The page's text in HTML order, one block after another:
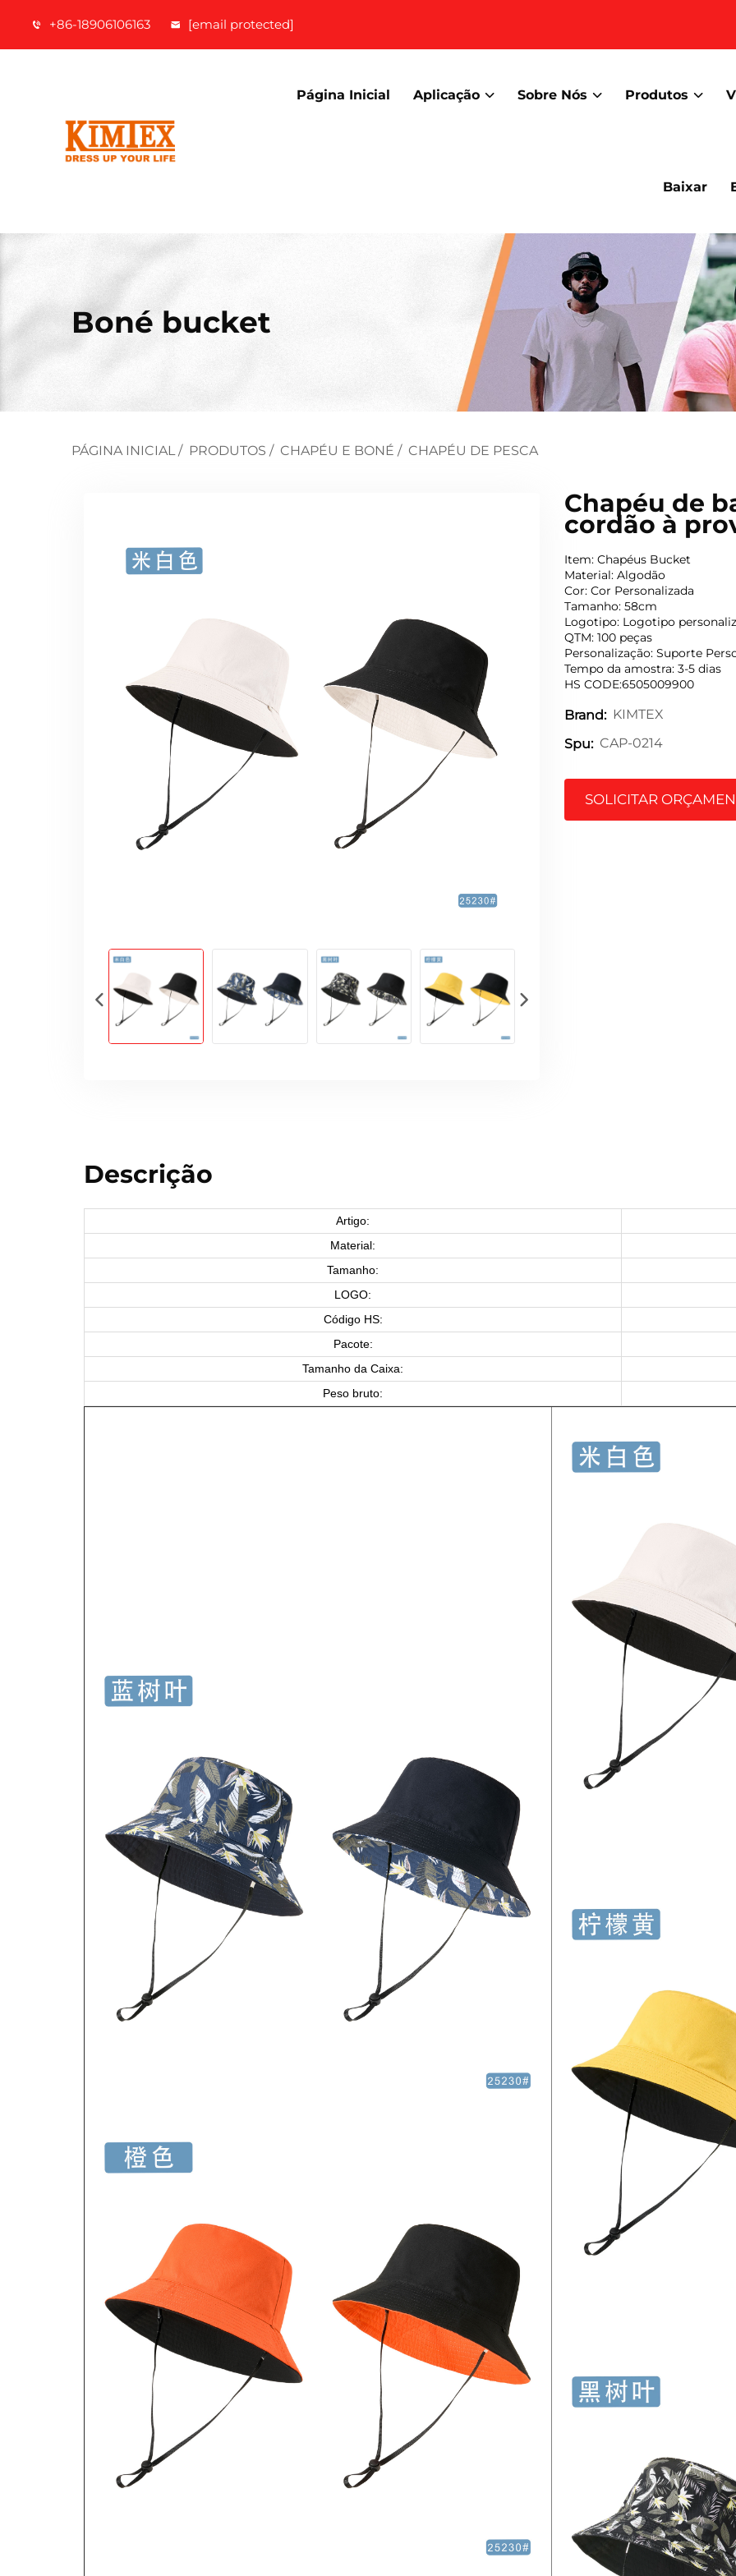
+86-18906106163 [email protected]
Página Inicial Aplicação Sobre Nós Produtos
Baixar
Boné bucket
PÁGINA INICIAL / PRODUTOS / CHAPÉU E BONÉ / CHAPÉU DE PESCA
Chapéu de
cordão à
Item: Chapéus Bucket
Material: Algodão
Cor: Cor Personalizada
Tamanho: 58cm
Logotipo: Logotipo
QTM: 100 peças
Personalização: Suporte
Tempo da amostra: 3-5 dias
HS CODE:6505009900
Brand: KIMTEX
Spu: CAP-0214
SOLICITAR
Descrição
Artigo:
Material:
Tamanho:
LOGO:
Código HS:
Pacote:
Tamanho da Caixa:
Peso bruto: